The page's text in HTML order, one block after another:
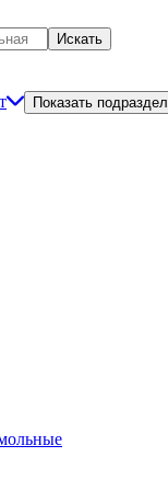
Искать
Показать